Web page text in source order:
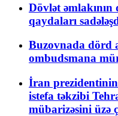
Dövlət
qaydaları
Buzovnada dörd
ombudsmana
İran
istefa təkzibi
mübarizəsini üzə